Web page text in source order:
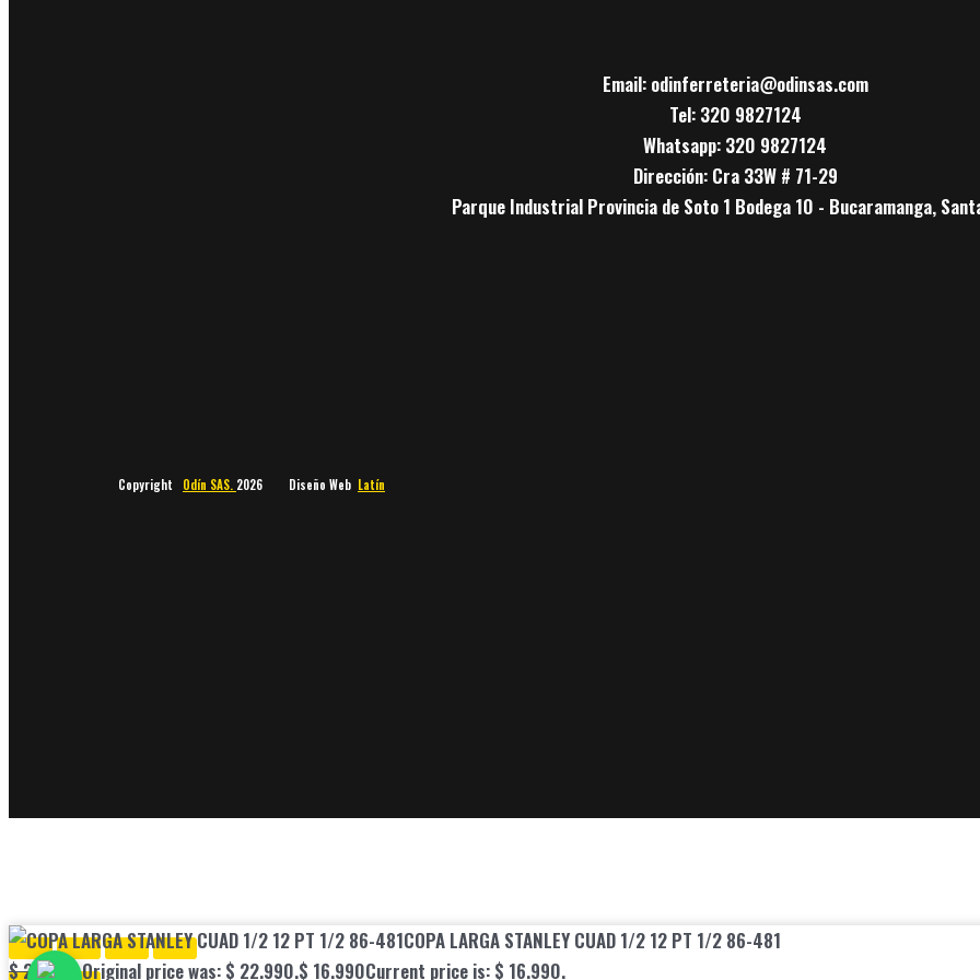
Email: odinferreteria@odinsas.com
Tel: 320 9827124
Whatsapp: 320 9827124
Dirección: Cra 33W # 71-29
Parque Industrial Provincia de Soto 1 Bodega 10 - Bucaramanga,
Copyright Odín SAS. 2026 Diseño Web Latín
COPA LARGA STANLEY CUAD 1/2 12 PT 1/2 86-481
$22.990Original price was: $ 22.990.$ 16.990Current price is: $ 16.990.